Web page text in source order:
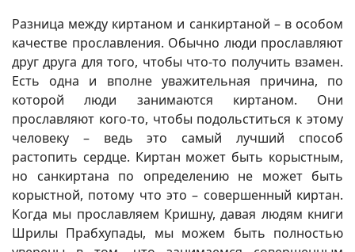
Разница между киртаном и санкиртаной – в особом
качестве прославления. Обычно люди прославляют
друг друга для того, чтобы что-то получить взамен.
Есть одна и вполне уважительная причина, по
которой люди занимаются киртаном. Они
прославляют кого-то, чтобы подольститься к этому
человеку – ведь это самый лучший способ
растопить сердце. Киртан может быть корыстным,
но санкиртана по определению не может быть
корыстной, потому что это – совершенный киртан.
Когда мы прославляем Кришну, давая людям книги
Шрилы Прабхупады, мы можем быть полностью